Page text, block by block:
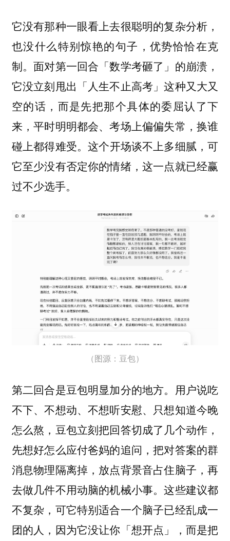
它没有那种一眼看上去很聪明的复杂分析，
也没什么特别惊艳的句子，优势恰恰在克
制。面对第一回合「数学考砸了」的崩溃，
它没立刻甩出「人生不止高考」这种又大又
空的话，而是先把那个具体的委屈认了下
来，平时明明都会、考场上偏偏失常，换谁
碰上都得难受。这个开场谈不上多细腻，可
它至少没有否定你的情绪，这一点就已经赢
过不少选手。
（图源：豆包）
第二回合是豆包明显加分的地方。用户说吃
不下、不想动、不想听安慰、只想知道今晚
怎么熬，豆包立刻把回答切成了几个动作，
先想好怎么应付爸妈的追问，把对答案的群
消息物理隔离掉，放点背景音占住脑子，再
去做几件不用动脑的机械小事。这些建议都
不复杂，可它特别适合一个脑子已经乱成一
团的人，因为它没让你「想开点」，而是把